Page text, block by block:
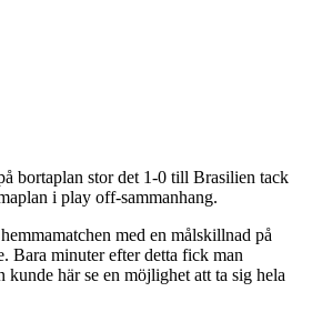
bortaplan stor det 1-0 till Brasilien tack
i play off-sammanhang.
med en målskillnad på
Bara minuter efter detta fick man
här se en möjlighet att ta sig hela